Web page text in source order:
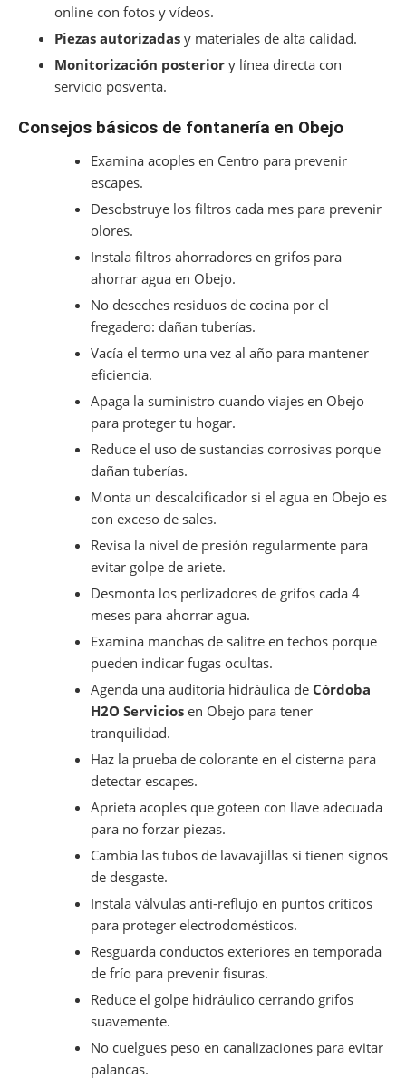
online con fotos y vídeos.
Piezas autorizadas y materiales de alta calidad.
Monitorización posterior y línea directa con
servicio posventa.
Consejos básicos de fontanería en Obejo
Examina acoples en Centro para prevenir
escapes.
Desobstruye los filtros cada mes para prevenir
olores.
Instala filtros ahorradores en grifos para
ahorrar agua en Obejo.
No deseches residuos de cocina por el
fregadero: dañan tuberías.
Vacía el termo una vez al año para mantener
eficiencia.
Apaga la suministro cuando viajes en Obejo
para proteger tu hogar.
Reduce el uso de sustancias corrosivas porque
dañan tuberías.
Monta un descalcificador si el agua en Obejo es
con exceso de sales.
Revisa la nivel de presión regularmente para
evitar golpe de ariete.
Desmonta los perlizadores de grifos cada 4
meses para ahorrar agua.
Examina manchas de salitre en techos porque
pueden indicar fugas ocultas.
Agenda una auditoría hidráulica de Córdoba
H2O Servicios en Obejo para tener
tranquilidad.
Haz la prueba de colorante en el cisterna para
detectar escapes.
Aprieta acoples que goteen con llave adecuada
para no forzar piezas.
Cambia las tubos de lavavajillas si tienen signos
de desgaste.
Instala válvulas anti-reflujo en puntos críticos
para proteger electrodomésticos.
Resguarda conductos exteriores en temporada
de frío para prevenir fisuras.
Reduce el golpe hidráulico cerrando grifos
suavemente.
No cuelgues peso en canalizaciones para evitar
palancas.